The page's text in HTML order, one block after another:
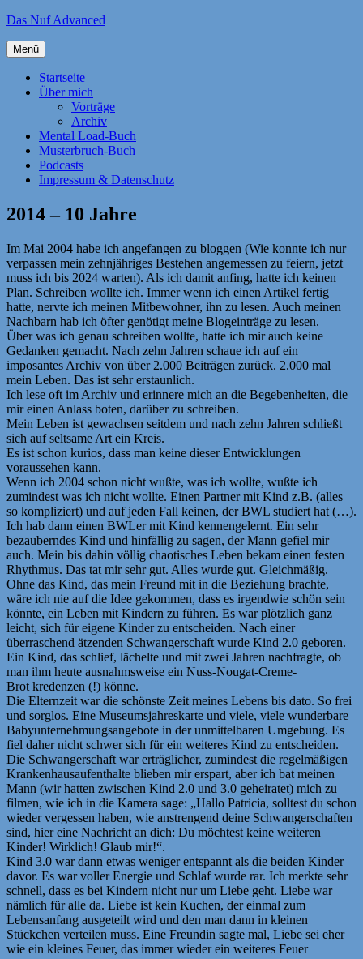
Zum
springen
Das Nuf Advanced
Menü
Startseite
Über mich
Vorträge
Archiv
Mental Load-Buch
Musterbruch-Buch
Podcasts
Impressum & Datenschutz
2014 – 10 Jahre
Im Mai 2004 habe ich angefangen zu bloggen (Wie konnte ich nur
verpassen mein zehnjähriges Bestehen angemessen zu feiern, jetzt
muss ich bis 2024 warten). Als ich damit anfing, hatte ich keinen
Plan. Schreiben wollte ich. Immer wenn ich einen Artikel fertig
hatte, nervte ich meinen Mitbewohner, ihn zu lesen. Auch meinen
Nachbarn hab ich öfter genötigt meine Blogeinträge zu lesen.
Über was ich genau schreiben wollte, hatte ich mir auch keine
Gedanken gemacht. Nach zehn Jahren schaue ich auf ein
imposantes Archiv von über 2.000 Beiträgen zurück. 2.000 mal
mein Leben. Das ist sehr erstaunlich.
Ich lese oft im Archiv und erinnere mich an die Begebenheiten, die
mir einen Anlass boten, darüber zu schreiben.
Mein Leben ist gewachsen seitdem und nach zehn Jahren schließt
sich auf seltsame Art ein Kreis.
Es ist schon kurios, dass man keine dieser Entwicklungen
voraussehen kann.
Wenn ich 2004 schon nicht wußte, was ich wollte, wußte ich
zumindest was ich nicht wollte. Einen Partner mit Kind z.B. (alles
so kompliziert) und auf jeden Fall keinen, der BWL studiert hat (…).
Ich hab dann einen BWLer mit Kind kennengelernt. Ein sehr
bezauberndes Kind und hinfällig zu sagen, der Mann gefiel mir
auch. Mein bis dahin völlig chaotisches Leben bekam einen festen
Rhythmus. Das tat mir sehr gut. Alles wurde gut. Gleichmäßig.
Ohne das Kind, das mein Freund mit in die Beziehung brachte,
wäre ich nie auf die Idee gekommen, dass es irgendwie schön sein
könnte, ein Leben mit Kindern zu führen. Es war plötzlich ganz
leicht, sich für eigene Kinder zu entscheiden. Nach einer
überraschend ätzenden Schwangerschaft wurde Kind 2.0 geboren.
Ein Kind, das schlief, lächelte und mit zwei Jahren nachfragte, ob
man ihm heute ausnahmsweise ein Nuss-Nougat-Creme-
Brot kredenzen (!) könne.
Die Elternzeit war die schönste Zeit meines Lebens bis dato. So frei
und sorglos. Eine Museumsjahreskarte und viele, viele wunderbare
Babyunternehmungsangebote in der unmittelbaren Umgebung. Es
fiel daher nicht schwer sich für ein weiteres Kind zu entscheiden.
Die Schwangerschaft war erträglicher, zumindest die regelmäßigen
Krankenhausaufenthalte blieben mir erspart, aber ich bat meinen
Mann (wir hatten zwischen Kind 2.0 und 3.0 geheiratet) mich zu
filmen, wie ich in die Kamera sage: „Hallo Patricia, solltest du schon
wieder vergessen haben, wie anstrengend deine Schwangerschaften
sind, hier eine Nachricht an dich: Du möchtest keine weiteren
Kinder! Wirklich! Glaub mir!“.
Kind 3.0 war dann etwas weniger entspannt als die beiden Kinder
davor. Es war voller Energie und Schlaf wurde rar. Ich merkte sehr
schnell, dass es bei Kindern nicht nur um Liebe geht. Liebe war
nämlich für alle da. Liebe ist kein Kuchen, der einmal zum
Lebensanfang ausgeteilt wird und den man dann in kleinen
Stückchen verteilen muss. Eine Freundin sagte mal, Liebe sei eher
wie ein kleines Feuer, das immer wieder ein weiteres Feuer